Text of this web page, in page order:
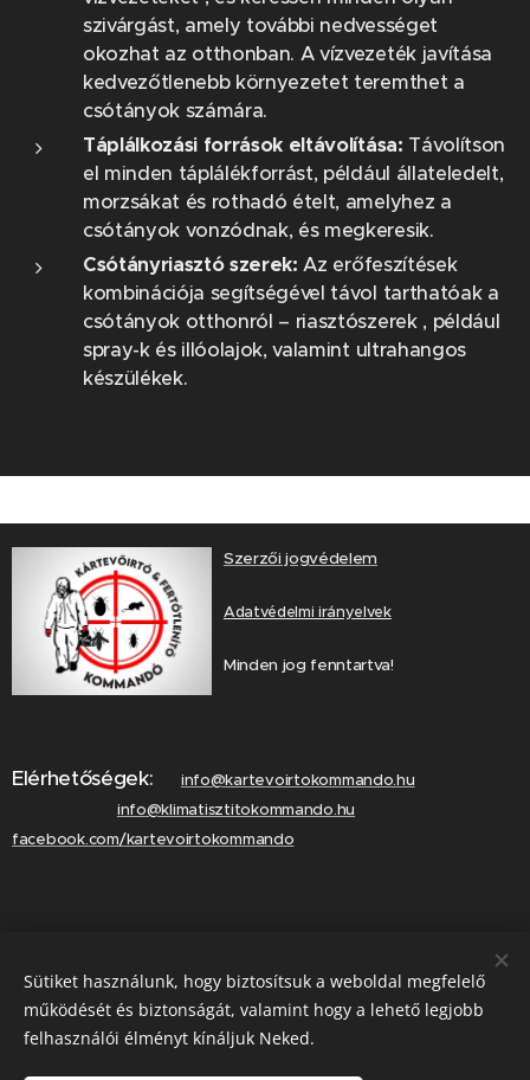
szivárgást, amely további nedvességet
okozhat az otthonban. A vízvezeték javítása
kedvezőtlenebb környezetet teremthet a
csótányok számára.
Táplálkozási források eltávolítása: Távolítson
el minden táplálékforrást, például állateledelt,
morzsákat és rothadó ételt, amelyhez a
csótányok vonzódnak, és megkeresik.
Csótányriasztó szerek:Az erőfeszítések
kombinációja segítségével távol tarthatóak a
csótányok otthonról – riasztószerek , például
spray-k és illóolajok, valamint ultrahangos
készülékek.
Szerzői jogvédelem
Adatvédelmi irányelvek
Minden jog fenntartva!
Elérhetőségek:
info@kartevoirtokommando.hu
info@klimatisztitokommando.hu
facebook.com/kartevoirtokommando
Hívjon minket!
Sütiket használunk, hogy biztosítsuk a weboldal megfelelő
működését és biztonságát, valamint hogy a lehető legjobb
felhasználói élményt kínáljuk Neked.